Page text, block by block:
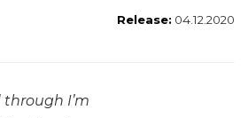
Release: 04.12.2020
I’m